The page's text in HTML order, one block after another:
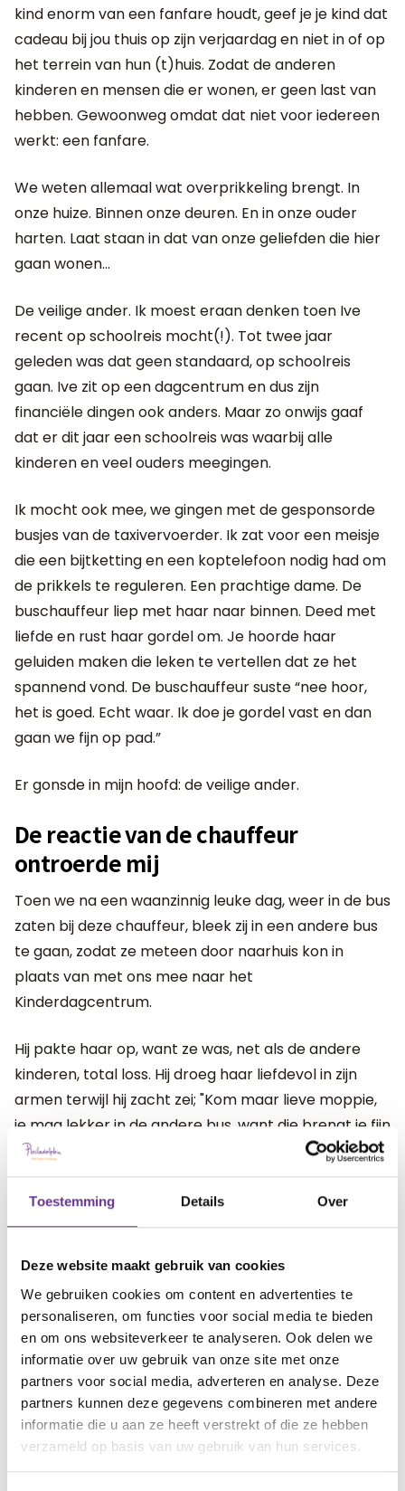
Toestemming Details Over
Deze website maakt gebruik van cookies
We gebruiken cookies om content en advertenties te
personaliseren, om functies voor social media te bieden
en om ons websiteverkeer te analyseren. Ook delen we
informatie over uw gebruik van onze site met onze
partners voor social media, adverteren en analyse. Deze
partners kunnen deze gegevens combineren met andere
informatie die u aan ze heeft verstrekt of die ze hebben
verzameld op basis van uw gebruik van hun services.
kind enorm van een fanfare houdt, geef je je kind dat
cadeau bij jou thuis op zijn verjaardag en niet in of op
het terrein van hun (t)huis. Zodat de anderen
kinderen en mensen die er wonen, er geen last van
hebben. Gewoonweg omdat dat niet voor iedereen
werkt: een fanfare.
We weten allemaal wat overprikkeling brengt. In
onze huize. Binnen onze deuren. En in onze ouder
harten. Laat staan in dat van onze geliefden die hier
gaan wonen…
De veilige ander. Ik moest eraan denken toen Ive
recent op schoolreis mocht(!). Tot twee jaar
geleden was dat geen standaard, op schoolreis
gaan. Ive zit op een dagcentrum en dus zijn
financiële dingen ook anders. Maar zo onwijs gaaf
dat er dit jaar een schoolreis was waarbij alle
kinderen en veel ouders meegingen.
Ik mocht ook mee, we gingen met de gesponsorde
busjes van de taxivervoerder. Ik zat voor een meisje
die een bijtketting en een koptelefoon nodig had om
de prikkels te reguleren. Een prachtige dame. De
buschauffeur liep met haar naar binnen. Deed met
liefde en rust haar gordel om. Je hoorde haar
geluiden maken die leken te vertellen dat ze het
spannend vond. De buschauffeur suste “nee hoor,
het is goed. Echt waar. Ik doe je gordel vast en dan
gaan we fijn op pad.”
Er gonsde in mijn hoofd: de veilige ander.
De reactie van de chauffeur
ontroerde mij
Toen we na een waanzinnig leuke dag, weer in de bus
zaten bij deze chauffeur, bleek zij in een andere bus
te gaan, zodat ze meteen door naarhuis kon in
plaats van met ons mee naar het
Kinderdagcentrum.
Hij pakte haar op, want ze was, net als de andere
kinderen, total loss. Hij droeg haar liefdevol in zijn
armen terwijl hij zacht zei; "Kom maar lieve moppie,
je mag lekker in de andere bus, want die brengt je fijn
weer naar je mama. Komt echt allemaal goed. Sssh",
stelde hij haar gerust.
Ik slikte. Wauw. Ze bestaan!
Veilige anderen.
Wat vind je van ditartikel?
Reacties